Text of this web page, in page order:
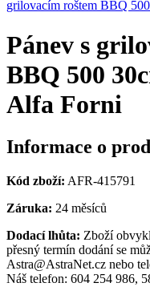
grilovacím roštem BBQ
Pánev s
BBQ 500
Alfa Forni
Informace o
Kód zboží: AFR-415791
Záruka: 24 měsíců
Dodací lhůta: Zboží
přesný termín dodání se
Astra@AstraNet.cz nebo
Náš telefon: 604 254 986,